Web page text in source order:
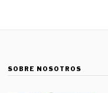
SOBRE NOSOTROS